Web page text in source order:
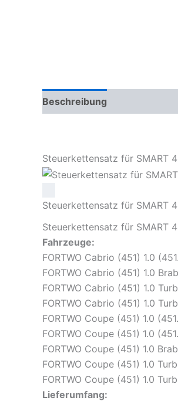
Beschreibung
Steuerkettensatz für SMART
Steuerkettensatz für SMART
Steuerkettensatz für SMART
Fahrzeuge:
FORTWO Cabrio (451) 1.0
FORTWO Cabrio (451) 1.0
FORTWO Cabrio (451) 1.0
FORTWO Cabrio (451) 1.0
FORTWO Coupe (451) 1.0
FORTWO Coupe (451) 1.0
FORTWO Coupe (451) 1.0
FORTWO Coupe (451) 1.0
FORTWO Coupe (451) 1.0
Lieferumfang: